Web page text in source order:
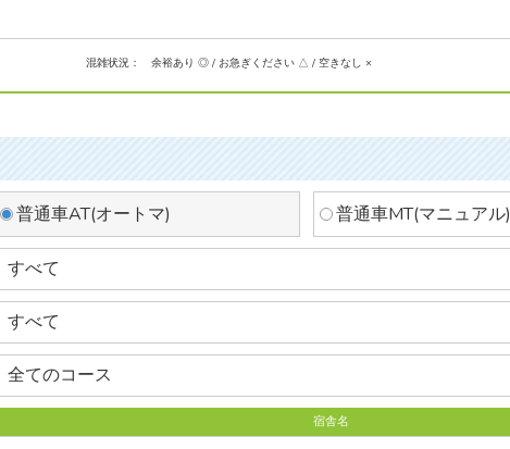
混雑状況： 余裕あり ◎ / お急ぎください △ / 空きなし ×
普通車AT(オートマ) 普通車MT(マニュアル)
宿舎名